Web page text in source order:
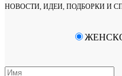
НОВОСТИ, ИДЕИ, ПОДБОРКИ И